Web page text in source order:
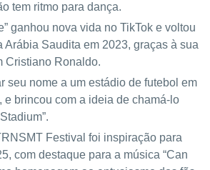
tem ritmo para dança.
ganhou nova vida no TikTok e voltou
Arábia Saudita em 2023, graças à sua
Cristiano Ronaldo.
seu nome a um estádio de futebol em
e brincou com a ideia de chamá-lo
Festival foi inspiração para
com destaque para a música “Can